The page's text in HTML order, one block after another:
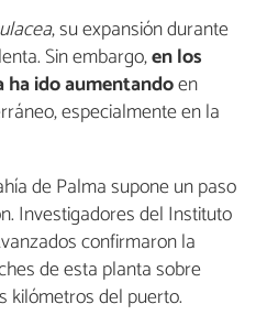
, su expansión durante
Sin embargo,en los
ha ido aumentandoen
especialmente en la
de Palma supone un paso
Investigadores del Instituto
confirmaron la
de esta planta sobre
kilómetros del puerto.